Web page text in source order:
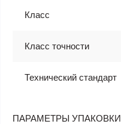
Класс
Класс точности
Технический стандарт
ПАРАМЕТРЫ УПАКОВКИ